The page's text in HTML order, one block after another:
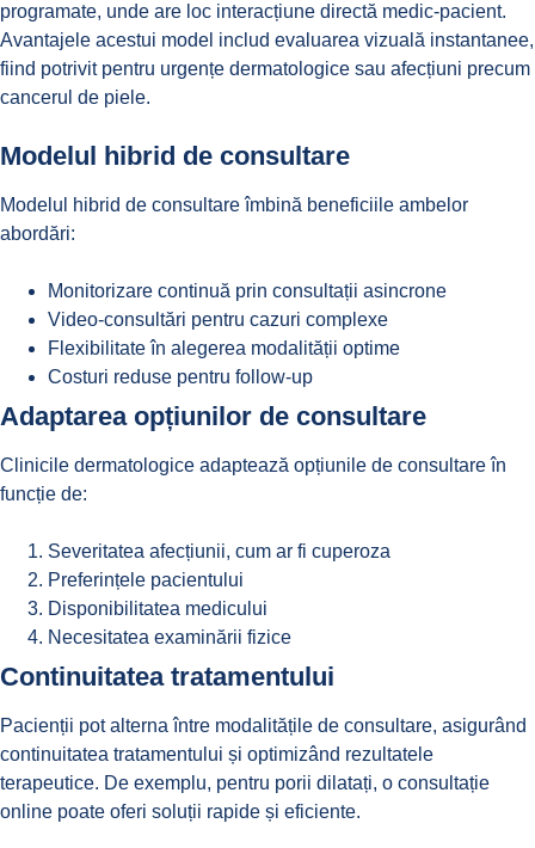
programate, unde are loc interacțiune directă medic-pacient.
Avantajele acestui model includ evaluarea vizuală instantanee,
fiind potrivit pentru urgențe dermatologice sau afecțiuni precum
cancerul de piele.
Modelul hibrid de consultare
Modelul hibrid de consultare îmbină beneficiile ambelor
abordări:
Monitorizare continuă prin consultații asincrone
Video-consultări pentru cazuri complexe
Flexibilitate în alegerea modalității optime
Costuri reduse pentru follow-up
Adaptarea opțiunilor de consultare
Clinicile dermatologice adaptează opțiunile de consultare în
funcție de:
Severitatea afecțiunii, cum ar fi cuperoza
Preferințele pacientului
Disponibilitatea medicului
Necesitatea examinării fizice
Continuitatea tratamentului
Pacienții pot alterna între modalitățile de consultare, asigurând
continuitatea tratamentului și optimizând rezultatele
terapeutice. De exemplu, pentru porii dilatați, o consultație
online poate oferi soluții rapide și eficiente.